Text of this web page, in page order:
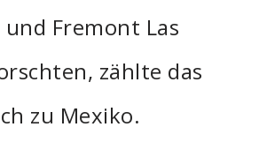
und Fremont Las
zählte das
zu Mexiko.